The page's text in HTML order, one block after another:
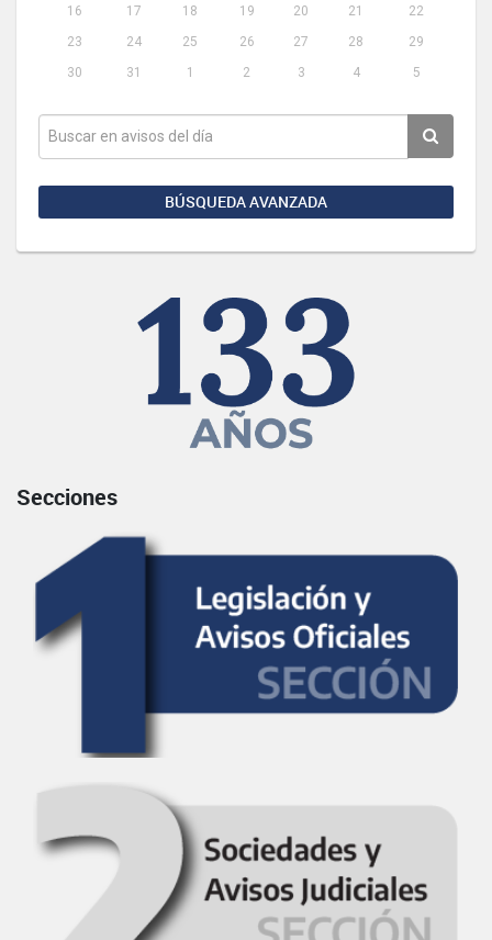
16
17 18 19 20 21
22
23
24 25 26 27 28
29
30
31 1 2 3 4 5
BÚSQUEDA AVANZADA
Secciones